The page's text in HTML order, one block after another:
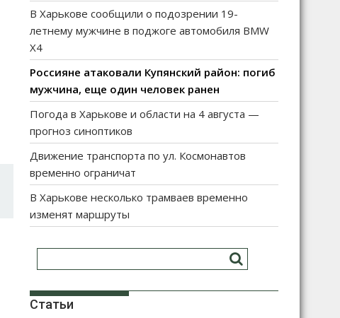
В Харькове сообщили о подозрении 19-
летнему мужчине в поджоге автомобиля BMW
X4
Россияне атаковали Купянский район: погиб
мужчина, еще один человек ранен
Погода в Харькове и области на 4 августа —
прогноз синоптиков
Движение транспорта по ул. Космонавтов
временно ограничат
В Харькове несколько трамваев временно
изменят маршруты
Статьи